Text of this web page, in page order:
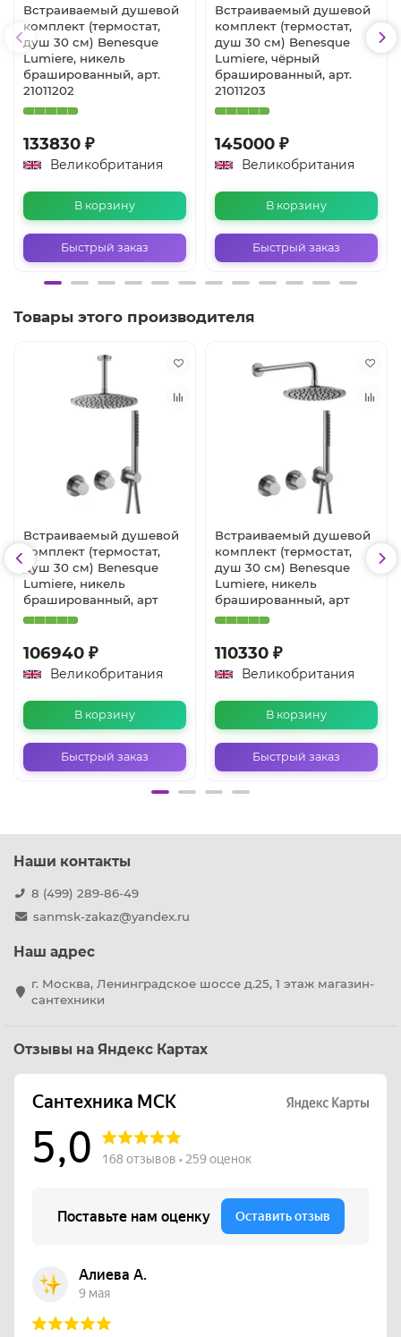
Встраиваемый душевой
комплект (термостат,
душ 30 см) Benesque
Lumiere, никель
брашированный, арт.
21011202
133830 ₽
Великобритания
В корзину
Быстрый заказ
Встраиваемый душевой
комплект (термостат,
душ 30 см) Benesque
Lumiere, чёрный
брашированный, арт.
21011203
145000 ₽
Великобритания
В корзину
Быстрый заказ
Товары этого производителя
Встраиваемый душевой
комплект (термостат,
душ 30 см) Benesque
Lumiere, никель
брашированный, арт
106940 ₽
Великобритания
В корзину
Быстрый заказ
Встраиваемый душевой
комплект (термостат,
душ 30 см) Benesque
Lumiere, никель
брашированный, арт
110330 ₽
Великобритания
В корзину
Быстрый заказ
Наши контакты
8 (499) 289-86-49
sanmsk-zakaz@yandex.ru
Наш адрес
г. Москва, Ленинградское шоссе д.25, 1 этаж магазин-
сантехники
Отзывы на Яндекс Картах